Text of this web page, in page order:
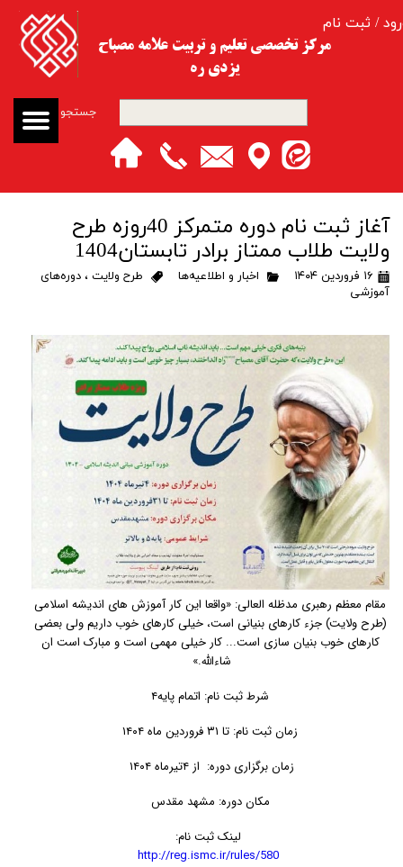
جستجو
/ ثبت نام
حساب کاربری من
خروج از حساب کاربری
مرکز تخصصی تعلیم و تربیت​​​​​​​ علامه مصباح
یزدی ره
آغاز ثبت نام دوره متمرکز 40روزه طرح
ولایت طلاب ممتاز برادر تابستان1404
۱۶ فروردین ۱۴۰۴ اخبار و اطلاعیه‌ها طرح ولایت ،دوره‌های
آموزشی
مقام معظم رهبری مدظله العالی: «واقعا این کار آموزش های اندیشه اسلامی
(طرح ولایت) جزء کارهای بنیانی است، خیلی کارهای خوب داریم ولی بعضی
کارهای خوب بنیان سازی است... کار خیلی مهمی است و مبارک است ان
شاءالله.»
شرط ثبت نام: اتمام پایه۴
زمان ثبت نام: تا ۳۱ فروردین ماه ۱۴۰۴
زمان برگزاری دوره: از ۴تیرماه ۱۴۰۴
مکان دوره: مشهد مقدس
لینک ثبت نام:
http://reg.ismc.ir/rules/580